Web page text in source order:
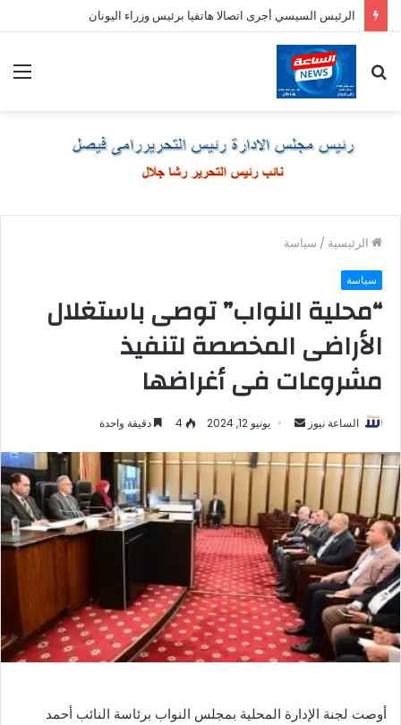
الرئيس السيسي أجرى اتصالا هاتفيا برئيس وزراء اليونان
عن
الرئيسية / سياسة
سياسة
“محلية النواب” توصى باستغلال
الأراضى المخصصة لتنفيذ
مشروعات فى أغراضها
الساعة نيوز
أرسل
إلكترونيا
يونيو 12, 2024 4 دقيقة واحدة
أوصت لجنة الإدارة المحلية بمجلس النواب برئاسة النائب أحمد